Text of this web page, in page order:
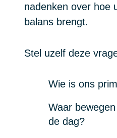
nadenken over hoe
balans brengt.
Stel uzelf deze
Wie is ons
Waar
de dag?